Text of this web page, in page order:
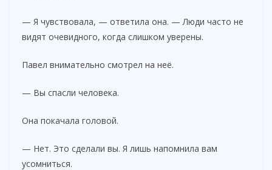
— Я чувствовала, — ответила она. — Люди часто не
видят очевидного, когда слишком уверены.
Павел внимательно смотрел на неё.
— Вы спасли человека.
Она покачала головой.
— Нет. Это сделали вы. Я лишь напомнила вам
усомниться.